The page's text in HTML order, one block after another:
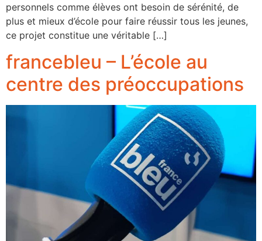
personnels comme élèves ont besoin de sérénité, de
plus et mieux d’école pour faire réussir tous les jeunes,
ce projet constitue une véritable […]
francebleu – L’école au
centre des préoccupations